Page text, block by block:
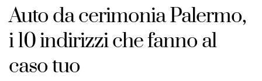
Auto da cerimonia Palermo,
i 10 indirizzi che fanno al
caso tuo